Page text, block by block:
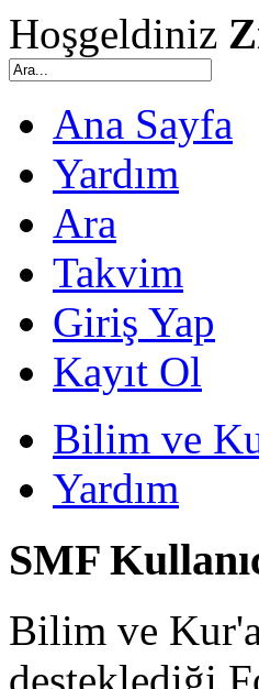
Hoşgeldiniz
Ana Sayfa
Yardım
Ara
Takvim
Giriş Yap
Kayıt Ol
Bilim ve
Yardım
SMF
Bilim ve